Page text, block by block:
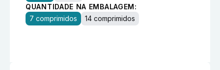
QUANTIDADE NA EMBALAGEM:
7 comprimidos
14 comprimidos